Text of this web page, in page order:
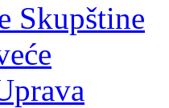
Skupštine